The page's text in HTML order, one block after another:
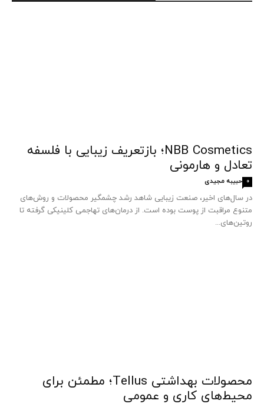
NBB Cosmetics؛ بازتعریف زیبایی با فلسفه
تعادل و هارمونی
حبیبه مجیدی 0
در سال‌های اخیر، صنعت زیبایی شاهد رشد چشمگیر محصولات و روش‌های
متنوع مراقبت از پوست بوده است. از درمان‌های تهاجمی کلینیکی گرفته تا
روتین‌های...
محصولات بهداشتی Tellus؛ مطمئن برای
محیط‌های کاری و عمومی